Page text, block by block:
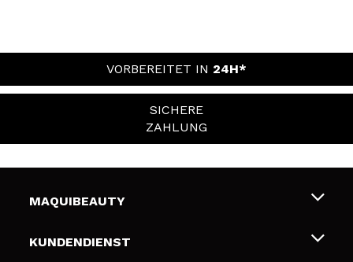
VORBEREITET IN 24H*
SICHERE
ZAHLUNG
MAQUIBEAUTY
Über uns
KUNDENDIENST